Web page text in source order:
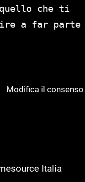
che ti
a far parte
Modifica il consenso
Italia